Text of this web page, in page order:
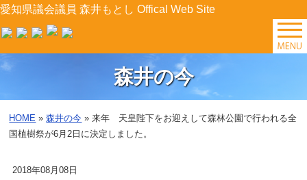
愛知県議会議員 森井もとし Offical Web Site
TOP
森井の今
後援会イベント
プロフィール
森井の今
HOME »森井の今 » 来年 天皇陛下をお迎えして森林公園で行われる全
国植樹祭が6月2日に決定しました。
2018年08月08日